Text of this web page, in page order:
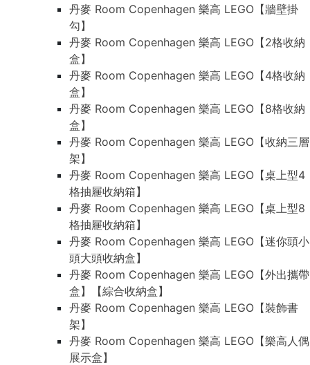
丹麥 Room Copenhagen 樂高 LEGO【牆壁掛
勾】
丹麥 Room Copenhagen 樂高 LEGO【2格收納
盒】
丹麥 Room Copenhagen 樂高 LEGO【4格收納
盒】
丹麥 Room Copenhagen 樂高 LEGO【8格收納
盒】
丹麥 Room Copenhagen 樂高 LEGO【收納三層
架】
丹麥 Room Copenhagen 樂高 LEGO【桌上型4
格抽屜收納箱】
丹麥 Room Copenhagen 樂高 LEGO【桌上型8
格抽屜收納箱】
丹麥 Room Copenhagen 樂高 LEGO【迷你頭小
頭大頭收納盒】
丹麥 Room Copenhagen 樂高 LEGO【外出攜帶
盒】【綜合收納盒】
丹麥 Room Copenhagen 樂高 LEGO【裝飾書
架】
丹麥 Room Copenhagen 樂高 LEGO【樂高人偶
展示盒】